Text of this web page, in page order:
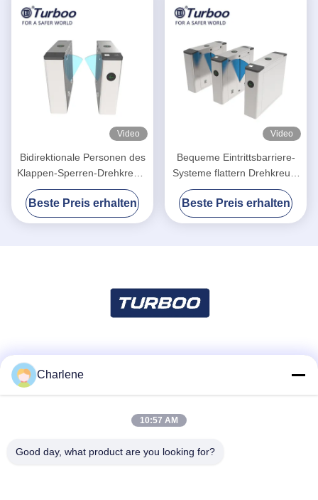
Video
Bidirektionale Personen des
Klappen-Sperren-Drehkreuz-
35/minimale Durchfahrt-
Geschwindigkeit
Beste Preis erhalten
Video
Bequeme Eintrittsbarriere-
Systeme flattern Drehkreuz-
Tor
Beste Preis erhalten
Schnelle Kontaktaufnahme
Tel.
Charlene
10:57 AM
Good day, what product are you looking for?